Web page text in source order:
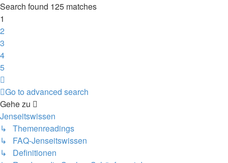
Search found 125 matches
1
2
3
4
5
Go to advanced search
Gehe zu
Jenseitswissen
↳ Themenreadings
↳ FAQ-Jenseitswissen
↳ Definitionen